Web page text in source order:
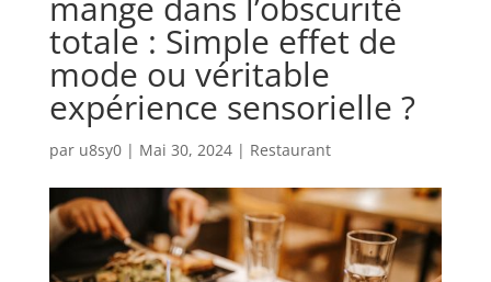
totale : Simple effet de
mode ou véritable
expérience sensorielle ?
par u8sy0| Mai 30, 2024| Restaurant